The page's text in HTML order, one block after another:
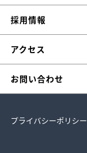
採用情報
アクセス
お問い合わせ
プライバシーポリシー